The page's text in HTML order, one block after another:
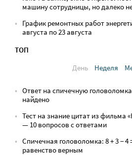
машину сотрудницы, но далеко
График ремонтных работ
августа по 23 августа
ТОП
День
Неделя
Ответ на спичечную
найдено
Тест на знание цитат из фильма
— 10 вопросов с ответами
Спичечная головоломка: 8 + 3 − 4
равенство верным